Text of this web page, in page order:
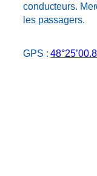
conducteurs.
les passagers.
GPS :